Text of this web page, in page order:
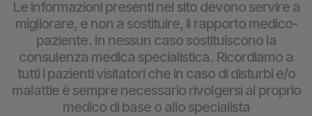
Le informazioni presenti nel sito devono servire a
migliorare, e non a sostituire, il rapporto medico-
paziente. In nessun caso sostituiscono la
consulenza medica specialistica. Ricordiamo a
tutti i pazienti visitatori che in caso di disturbi e/o
malattie è sempre necessario rivolgersi al proprio
medico di base o allo specialista